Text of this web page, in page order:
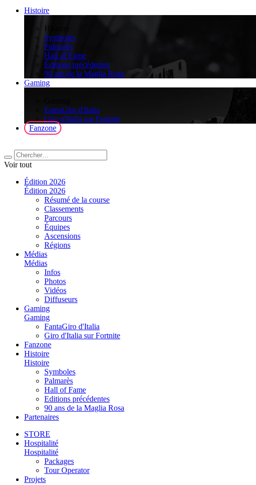
Histoire
Histoire
Symboles
Palmarès
Hall of Fame
Éditions précédentes
90 ans de la Maglia Rosa
Gaming
FantaGiro d'Italia
Giro d'Italia sur Fortnite
Fanzone
Voir tout
Édition 2026
Édition 2026
Résumé de la course
Classements
Parcours
Équipes
Ascensions
Régions
Médias
Médias
Infos
Photos
Vidéos
Diffuseurs
Gaming
Gaming
FantaGiro d'Italia
Giro d'Italia sur Fortnite
Fanzone
Histoire
Histoire
Symboles
Palmarès
Hall of Fame
Editions précédentes
90 ans de la Maglia Rosa
Partenaires
STORE
Hospitalité
Hospitalité
Packages
Tour Operator
Projets